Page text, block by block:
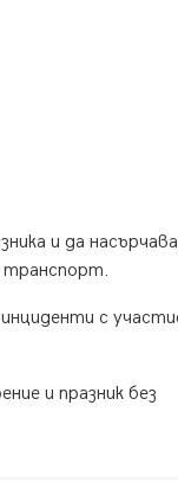
и да
транспорт.
с
и празник без